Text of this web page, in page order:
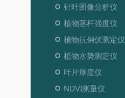
针叶图像分析仪
植物茎杆强度仪
植物抗倒伏测定仪
植物水势测定仪
叶片厚度仪
NDVI测量仪